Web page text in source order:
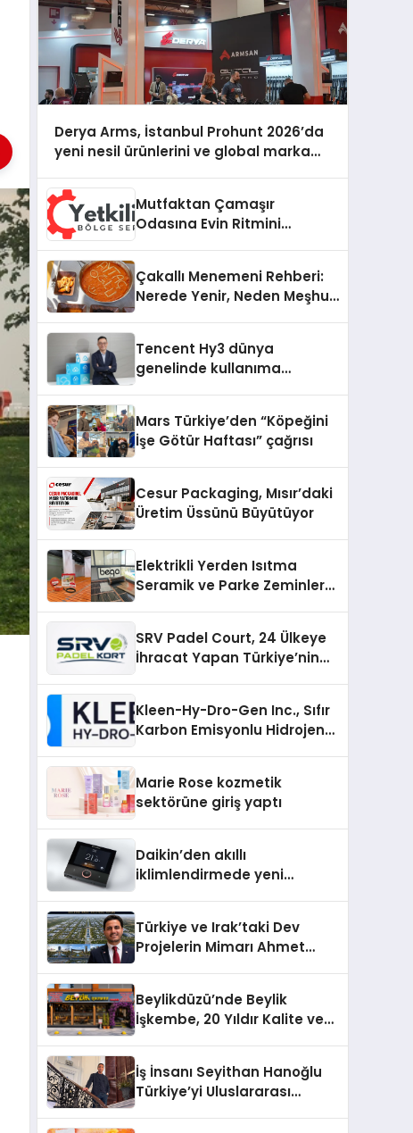
Derya Arms, İstanbul Prohunt 2026’da
yeni nesil ürünlerini ve global marka
Mutfaktan Çamaşır
Odasına Evin Ritmini
Destek Deneyimi
Çakallı Menemeni Rehberi:
Nerede Yenir, Neden Meşhur,
Tencent Hy3 dünya
genelinde kullanıma
Mars Türkiye’den “Köpeğini
İşe Götür Haftası” çağrısı
Cesur Packaging, Mısır’daki
Üretim Üssünü Büyütüyor
Elektrikli Yerden Isıtma
Seramik ve Parke Zeminler
SRV Padel Court, 24 Ülkeye
İhracat Yapan Türkiye’nin
Kleen-Hy-Dro-Gen Inc., Sıfır
Karbon Emisyonlu Hidrojen
Aldı
Marie Rose kozmetik
sektörüne giriş yaptı
Daikin’den akıllı
iklimlendirmede yeni
Türkiye ve Irak’taki Dev
Projelerin Mimarı Ahmet
Holding Industrial City”
Projesini Hayata Geçirecek
Beylikdüzü’nde Beylik
İşkembe, 20 Yıldır Kalite ve
İş İnsanı Seyithan Hanoğlu
Türkiye’yi Uluslararası